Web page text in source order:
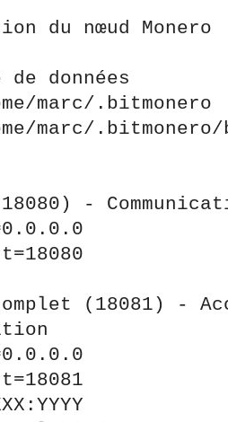
du nœud Monero
données
marc/.bitmonero
marc/
-
(18081) -